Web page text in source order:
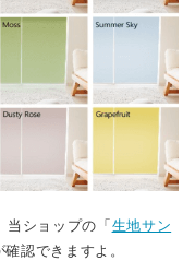
ショップの「 生地サン
認できますよ。